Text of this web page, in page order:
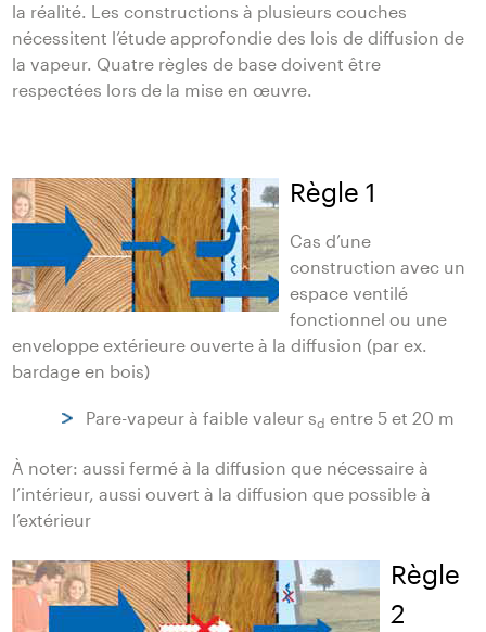
la réalité. Les constructions à plusieurs couches
nécessitent l’étude approfondie des lois de diffusion de
la vapeur. Quatre règles de base doivent être
respectées lors de la mise en œuvre.
Règle 1
Cas d’une
construction avec un
espace ventilé
fonctionnel ou une
enveloppe extérieure ouverte à la diffusion (par ex.
bardage en bois)
Pare-vapeur à faible valeur sd entre 5 et 20 m
À noter: aussi fermé à la diffusion que nécessaire à
l’intérieur, aussi ouvert à la diffusion que possible à
l’extérieur
Règle
2